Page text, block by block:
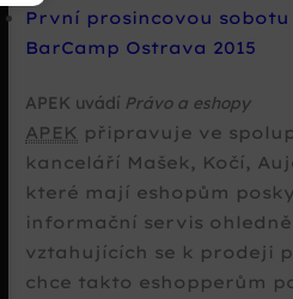
První prosincovou
BarCamp Ostrava 2015
APEK uvádí Právo a eshopy
APEK připravuje ve
kanceláří Mašek, Kočí,
které mají eshopům
informační servis
vztahujících se k prodeji
chce takto eshopperům